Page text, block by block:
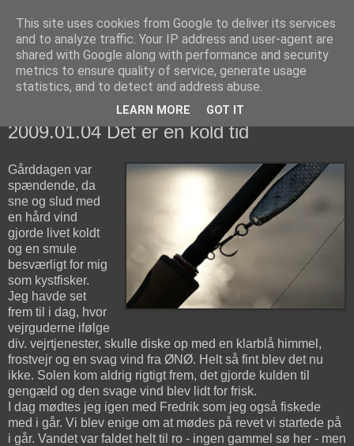
fiskedagbog.dk
Havørredfiskeri, tordenvejr og rav i (en skøn?) tre-enighed
2009.01.04 Det er en kold tid
Gårddagen var
spændende, da
sne og slud med
en hård vind
gjorde livet koldt
og en smule
besværligt for mig
som kystfisker.
Jeg havde set
frem til i dag, hvor
vejrguderne ifølge
div. vejrtjenester, skulle diske op med en klarblå himmel,
frostvejr og en svag vind fra ØNØ. Helt så fint blev det nu
ikke. Solen kom aldrig rigtigt frem, det gjorde kulden til
gengæld og den svage vind blev lidt for frisk.
I dag mødtes jeg igen med Fredrik som jeg også fiskede
med i går. Vi blev enige om at mødes på revet vi startede på
i går. Vandet var faldet helt til ro - ingen gammel sø her - men
This site uses cookies from Google to deliver its services
and to analyze traffic. Your IP address and user-agent are
shared with Google along with performance and security
metrics to ensure quality of service, generate usage
statistics, and to detect and address abuse.
LEARN MORE GOT IT